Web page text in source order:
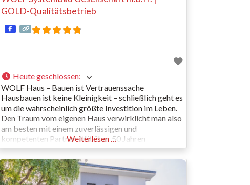
GOLD-Qualitätsbetrieb
Heute geschlossen:
WOLF Haus – Bauen ist Vertrauenssache
Hausbauen ist keine Kleinigkeit – schließlich geht es
um die wahrscheinlich größte Investition im Leben.
Den Traum vom eigenen Haus verwirklicht man also
am besten mit einem zuverlässigen und
kompetenten Partner. Mit über 50 Jahren
Branchenerfahrung, zertifizierter Qualität und
seriösen Zahlungsmodalitäten bietet WOLF Haus
das solide Fundament für die Verwirklichung des
Traums vom eigenen
Weiterlesen …